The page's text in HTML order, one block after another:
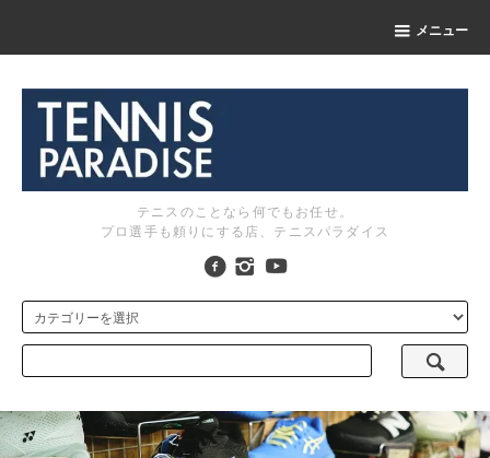
メニュー
テニスのことなら何でもお任せ。
プロ選手も頼りにする店、テニスパラダイス